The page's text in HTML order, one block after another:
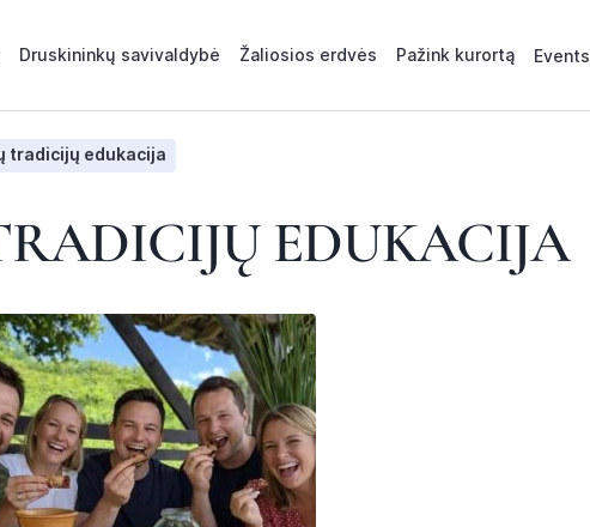
Druskininkų savivaldybė Žaliosios erdvės Pažink kurortą Events
tradicijų edukacija
EDUKACIJA